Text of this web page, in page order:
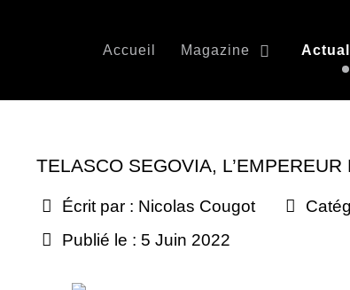
Accueil Magazine
TELASCO SEGOVIA, L’EMPEREUR
Écrit par : Nicolas Cougot
Publié le : 5 Juin 2022